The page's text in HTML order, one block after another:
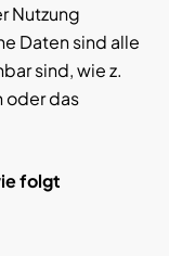
Nutzung
Daten sind alle
sind, wie z.
oder das
folgt